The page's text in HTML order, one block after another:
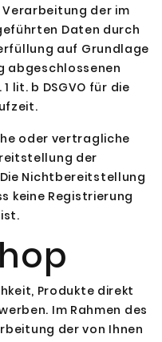
der im
Daten durch
auf Grundlage
abgeschlossenen
lit. b DSGVO für die
oder vertragliche
der
Nichtbereitstellung
keine Registrierung
Produkte direkt
Im Rahmen des
der von Ihnen